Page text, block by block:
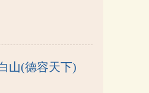
山(德容天下)